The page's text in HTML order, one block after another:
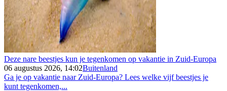
Deze nare beestjes kun je tegenkomen op vakantie in Zuid-Europa
06 augustus 2026, 14:02Buitenland
Ga je op vakantie naar Zuid-Europa? Lees welke vijf beestjes je
kunt tegenkomen,...